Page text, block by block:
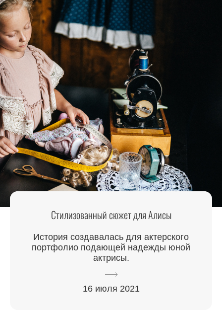
Стилизованный сюжет для Алисы
История создавалась для актерского
портфолио подающей надежды юной
актрисы.
16 июля 2021